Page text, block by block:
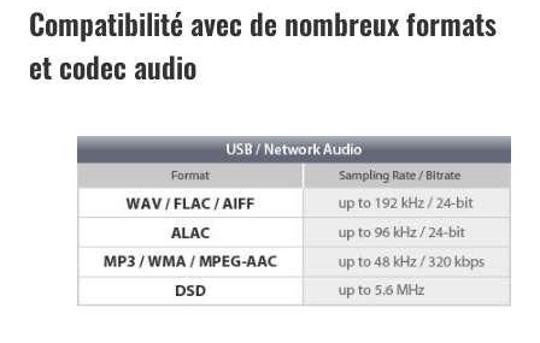
Compatibilité avec de nombreux formats
et codec audio